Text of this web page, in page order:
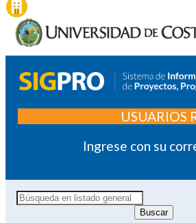
USUARIOS
Ingrese con su